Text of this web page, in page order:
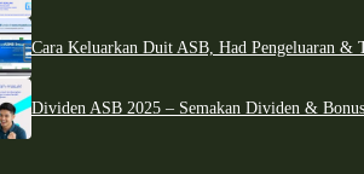
Cara Keluarkan Duit ASB, Had Pengeluaran &
Dividen ASB 2025 – Semakan Dividen &